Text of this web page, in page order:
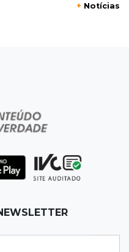
com 4
motosserra na
Basalt; veja onde
do comum
+ Notícias